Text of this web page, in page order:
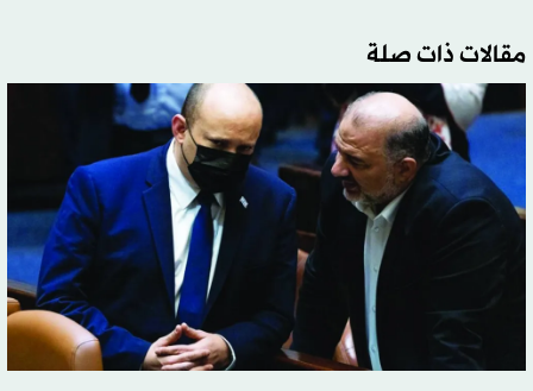
مقالات ذات صلة